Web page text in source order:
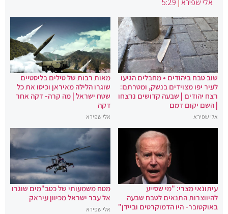
אלי שפירא|
5:29
שוב טבח ביהודים • מחבלים הגיעו
לעיר יפו מצוידים בנשק, ומטרתם:
רצח יהודים | שבעה קדושים נרצחו
| השם יקום דמם
אלי שפירא
מאות רבות של טילים בליסטיים
שוגרו הלילה מאיראן וכיסו את כל
שטח ישראל | מה קרה- דקה אחר
דקה
אלי שפירא
עיתונאי מצרי: "מי שסייע
להיווצרות התנאים לטבח שבעה
באוקטובר- היו הדמוקרטים וביידן"
מטח משמעותי של כטב"מים שוגרו
אל עבר ישראל מכיוון עיראק
אלי שפירא